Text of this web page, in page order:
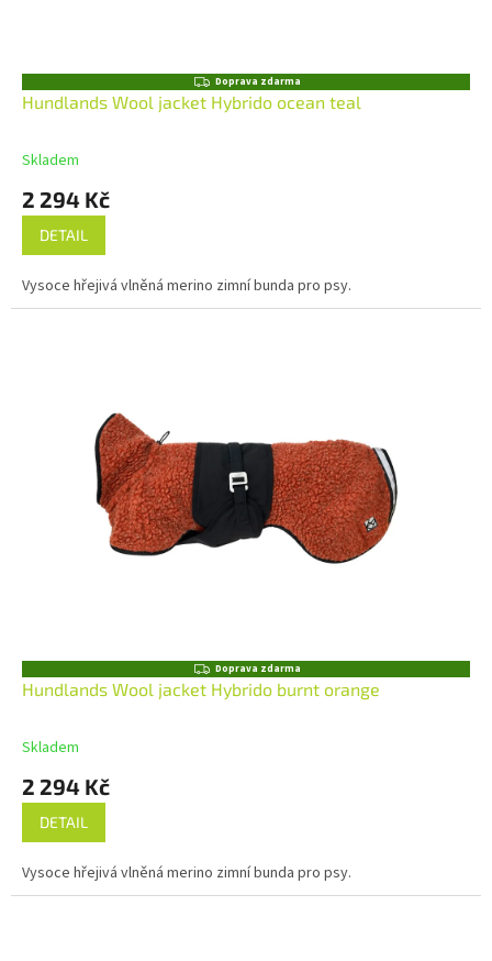
Z
D
A
Doprava zdarma
Hundlands Wool jacket Hybrido ocean teal
Skladem
2 294 Kč
DETAIL
Vysoce hřejivá vlněná merino zimní bunda pro psy.
Z
D
A
Doprava zdarma
Hundlands Wool jacket Hybrido burnt orange
Skladem
2 294 Kč
DETAIL
Vysoce hřejivá vlněná merino zimní bunda pro psy.